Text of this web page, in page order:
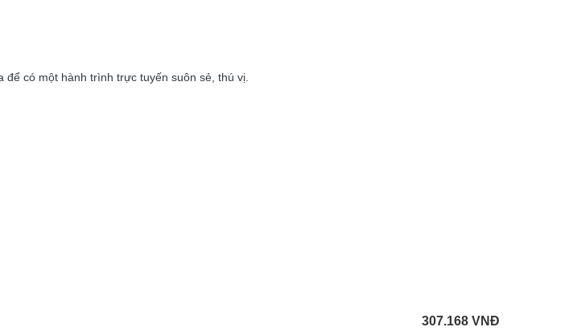
có một hành trình trực tuyến suôn sẻ, thú vị.
307.168 VNĐ